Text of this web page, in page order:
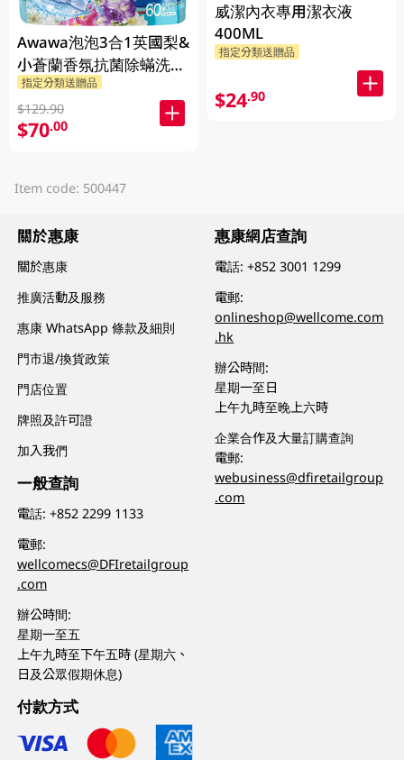
Awawa泡泡3合1英國梨&
小蒼蘭香氛抗菌除蟎洗衣
珠 60PC
指定分類送贈品
$129.90
$70.00
威潔內衣專用潔衣液
400ML
指定分類送贈品
$24.90
Item code: 500447
關於惠康
關於惠康
推廣活動及服務
惠康 WhatsApp 條款及細則
門市退/換貨政策
門店位置
牌照及許可證
加入我們
一般查詢
電話:+852 2299 1133
電郵:
wellcomecs@DFIretailgroup
.com
辦公時間:
星期一至五
上午九時至下午五時 (星期六、
日及公眾假期休息)
惠康網店查詢
電話:+852 3001 1299
電郵:
onlineshop@wellcome.com
.hk
辦公時間:
星期一至日
上午九時至晚上六時
企業合作及大量訂購查詢
電郵:
webusiness@dfiretailgroup
.com
付款方式